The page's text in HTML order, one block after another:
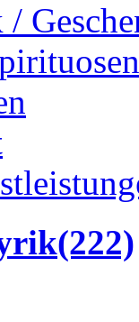
(222)